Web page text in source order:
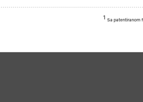
1 Sa patentiranom